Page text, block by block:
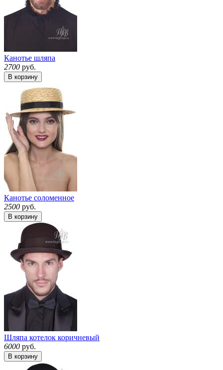
Канотье шляпа
2700 руб.
В корзину
Канотье соломенное
2500 руб.
В корзину
Шляпа котелок коричневый
6000 руб.
В корзину